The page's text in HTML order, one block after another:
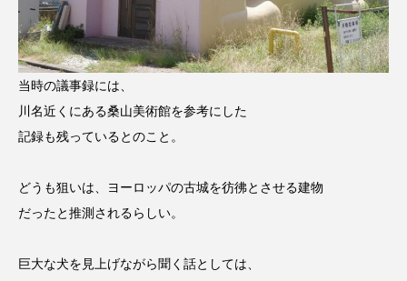
当時の議事録には、
川名近くにある桑山美術館を参考にした
記録も残っているとのこと。
どうも狙いは、ヨーロッパの古城を彷彿とさせる建物
だったと推測されるらしい。
巨大な犬を見上げながら聞く話としては、